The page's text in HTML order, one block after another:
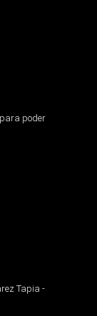
poder
Tapia -